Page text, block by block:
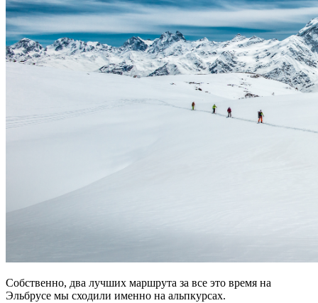
Собственно, два лучших маршрута за все это время на
Эльбрусе мы сходили именно на альпкурсах.